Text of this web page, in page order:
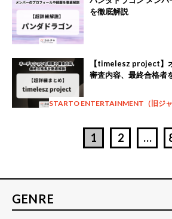
を徹底解説
【timelesz project】
審査内容、最終合格者
STARTO ENTERTAINMENT（旧ジャ
1 2 …
GENRE